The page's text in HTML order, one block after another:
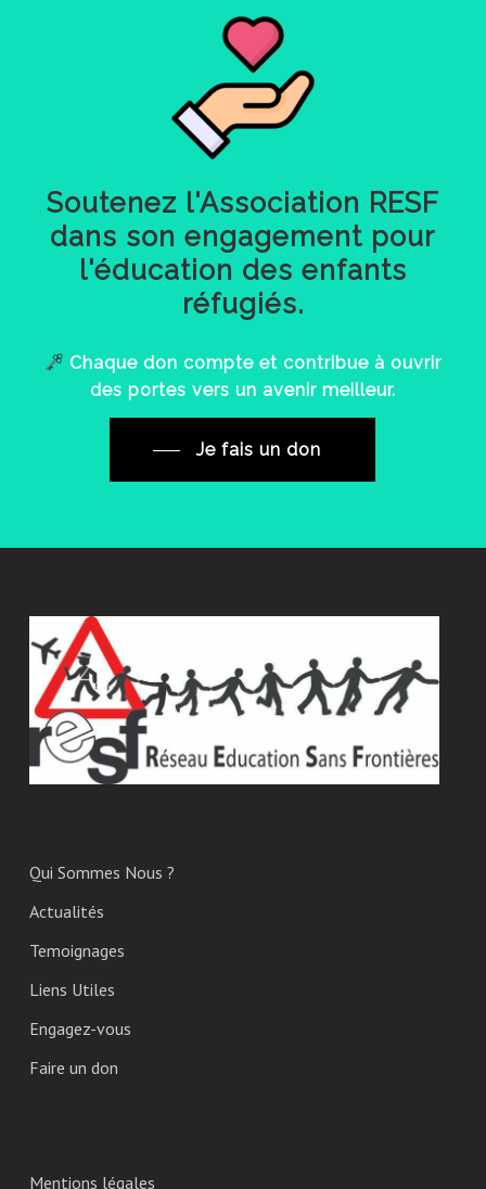
Soutenez l'Association RESF
dans son engagement pour
l'éducation des enfants
réfugiés.
Chaque don compte et contribue à ouvrir
des portes vers un avenir meilleur.
Je fais un don
Qui Sommes Nous ?
Actualités
Temoignages
Liens Utiles
Engagez-vous
Faire un don
Mentions légales